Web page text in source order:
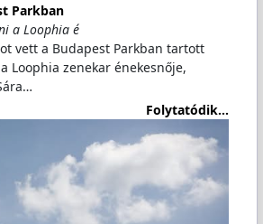
Parkban
a Loophia é
vett a Budapest Parkban tartott
Loophia zenekar énekesnője,
Folytatódik...